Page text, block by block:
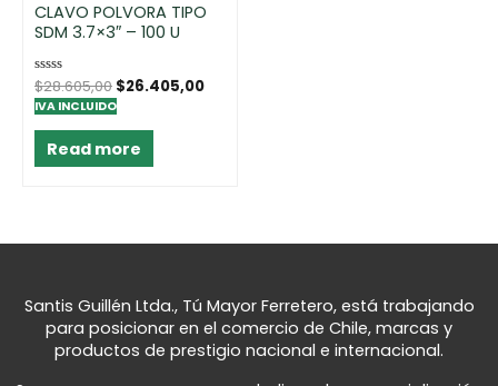
CLAVO POLVORA TIPO
SDM 3.7×3″ – 100 U
Rated
0
out
$28.605,00 $26.405,00
IVA INCLUIDO
Read more
Santis Guillén Ltda., Tú Mayor Ferretero, está trabajando
para posicionar en el comercio de Chile, marcas y
productos de prestigio nacional e internacional.